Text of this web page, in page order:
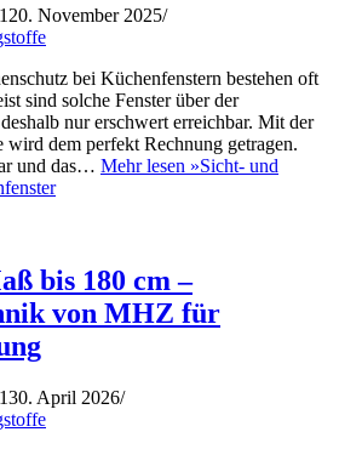
20. November 2025
bei Küchenfenstern bestehen oft
sind solche Fenster über der
nur erschwert erreichbar. Mit der
wird dem perfekt Rechnung getragen.
und das… Mehr lesen »Sicht- und
bis 180 cm –
von MHZ für
30. April 2026